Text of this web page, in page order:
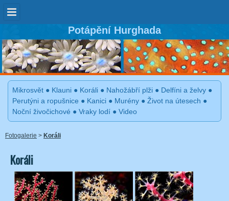
Potápění Hurghada
Mikrosvět ● Klauni ● Koráli ● Nahožábří plži ● Delfíni a želvy ●
Perutýni a ropušnice ● Kanici ● Murény ● Život na útesech ●
Noční živočichové ● Vraky lodí ● Video
Fotogalerie > Koráli
Koráli